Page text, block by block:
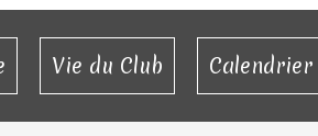
Vie du Club